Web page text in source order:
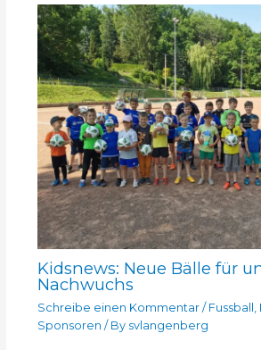
Kidsnews: Neue Bälle für
Nachwuchs
Schreibe einen Kommentar / Fussball
Sponsoren / By svlangenberg